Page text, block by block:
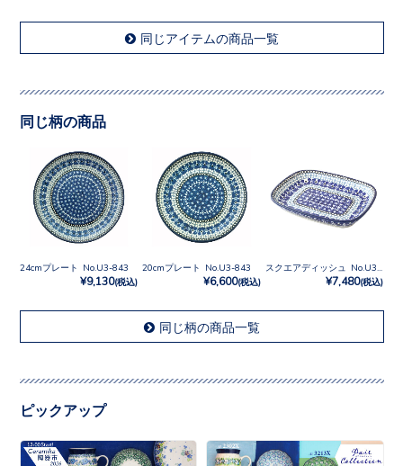
同じアイテムの商品一覧
同じ柄の商品
24cmプレート No.U3-843
¥9,130(税込)
20cmプレート No.U3-843
¥6,600(税込) ¥7,480(税込)
同じ柄の商品一覧
ピックアップ